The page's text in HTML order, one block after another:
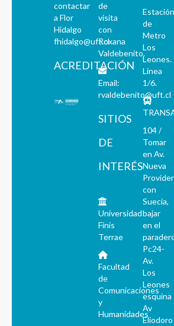
contactar
a Flor
Hidalgo
fhidalgo@uft.cl
ACREDITACIÓN
de
visita
con
Roxana
Valdebenito.
Email:
rvaldebenito@uft.cl
SITIOS
DE
INTERÉS
Universidad
Finis
Terrae
Facultad
de
Comunicaciones
y
Humanidades
Estación
de
Metro
Los
Leones.
Línea
1/6.
104 /
Tomar
en Av.
Nueva
con
Suecia,
bajar
en el
Pc24-
Av.
Los
Leones
esquina
Av
Eliodoro